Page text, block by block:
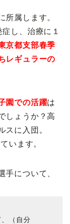
所属します。
し、治療に１
京都支部春季
レギュラーの
園での活躍は
しょうか？高
スに入団。
います。
手について、
（自分